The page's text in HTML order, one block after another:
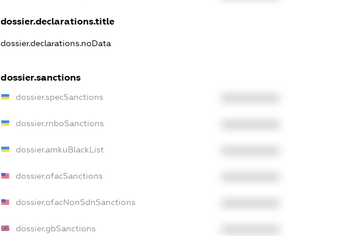
dossier.declarations.title
dossier.declarations.noData
dossier.sanctions
dossier.specSanctions
dossier.rnboSanctions
dossier.amkuBlackList
dossier.ofacSanctions
dossier.ofacNonSdnSanctions
dossier.gbSanctions